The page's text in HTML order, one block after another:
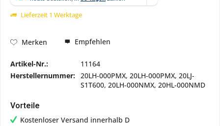
Lieferzeit 1 Werktage
Merken Empfehlen
Artikel-Nr.:
11164
Herstellernummer: 20LH-000PMX, 20LH-000PMX, 20LJ-
S1T600, 20LH-000NMX, 20HL-000NMD
Vorteile
Kostenloser Versand innerhalb D